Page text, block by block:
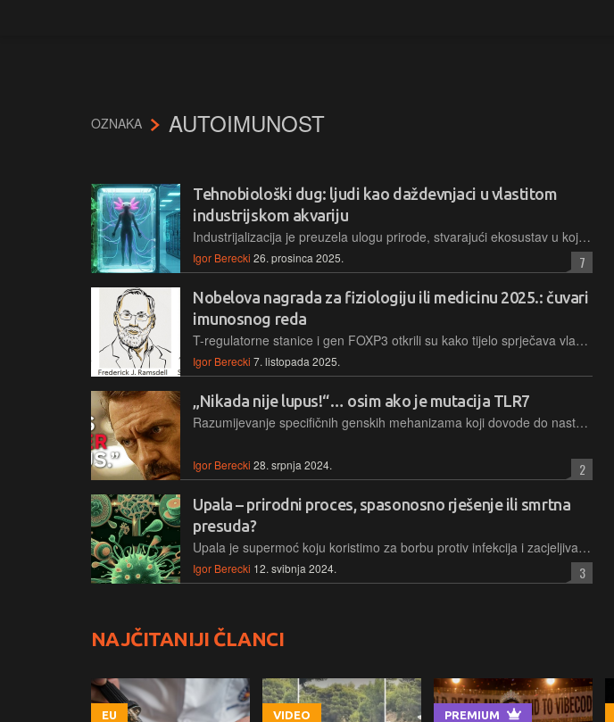
OZNAKA AUTOIMUNOST
Tehnobiološki dug: ljudi kao daždevnjaci u vlastitom
industrijskom akvariju
Industrijalizacija je preuzela ulogu prirode, stvarajući ekosustav u kojem tehnologija rješava biološke probleme, dok ljudsko tijelo nakuplja evolucijski dug koji bi mogao postati neodrživ
Igor Berecki 26. prosinca 2025. 7
Nobelova nagrada za fiziologiju ili medicinu 2025.: čuvari
imunosnog reda
T-regulatorne stanice i gen FOXP3 otkrili su kako tijelo sprječava vlastiti imunološki sustav da krene protiv samoga sebe
Igor Berecki 7. listopada 2025.
„Nikada nije lupus!“… osim ako je mutacija TLR7
Razumijevanje specifičnih genskih mehanizama koji dovode do nastanka autoimunih bolesti važan je preduvjet za razvoj učinkovitijih terapijskih opcija s manje neželjenih i neugodnih nuspojava
Igor Berecki 28. srpnja 2024. 2
Upala – prirodni proces, spasonosno rješenje ili smrtna
presuda?
Upala je supermoć koju koristimo za borbu protiv infekcija i zacjeljivanje ozljeda. No, ovisno o kontekstu, upala može biti i supernegativac; ključ je u poznavanju mehanizama upale i njihovoj kontroli
Igor Berecki 12. svibnja 2024. 3
NAJČITANIJI ČLANCI
EU VIDEO PREMIUM